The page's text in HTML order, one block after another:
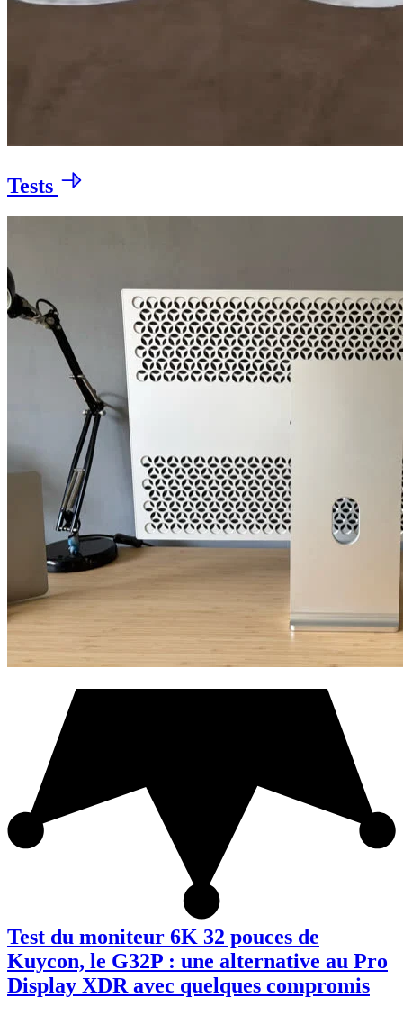
Tests
Test du moniteur 6K 32 pouces de
Kuycon, le G32P : une alternative au Pro
Display XDR avec quelques compromis